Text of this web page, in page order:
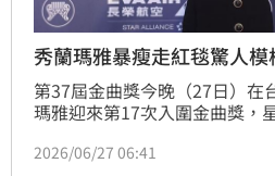
秀蘭瑪雅暴瘦走紅毯驚人
第37屆金曲獎今晚（27日）在
瑪雅迎來第17次入圍金曲獎，
毯積極健身、控制飲食，還因
2026/06/27 06:41